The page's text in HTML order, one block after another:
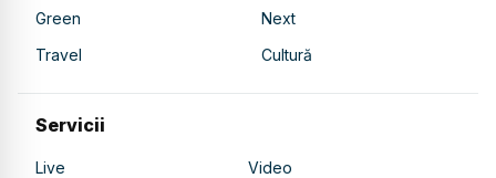
Green
Next
Travel
Cultură
Servicii
Live
Video